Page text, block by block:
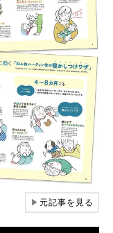
▶元記事を見る